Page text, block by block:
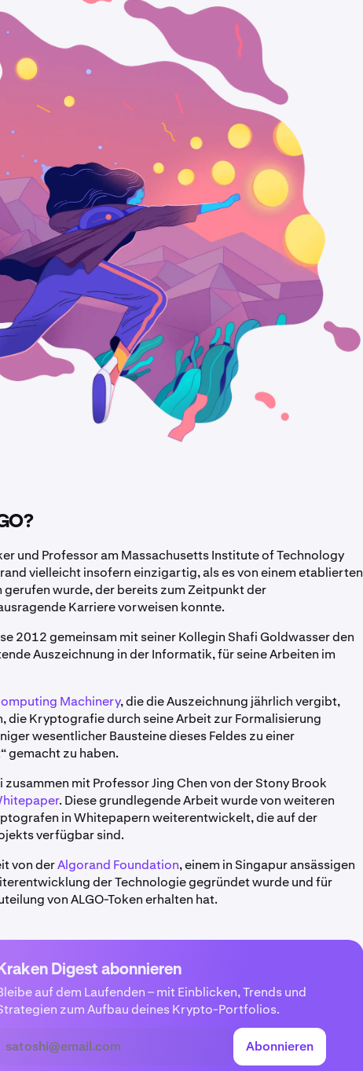
und Professor am Massachusetts Institute of Technology
vielleicht insofern einzigartig, als es von einem etablierten
gerufen wurde, der bereits zum Zeitpunkt der
Karriere vorweisen konnte.
2012 gemeinsam mit seiner Kollegin Shafi Goldwasser den
Auszeichnung in der Informatik, für seine Arbeiten im
Machinery, die die Auszeichnung jährlich vergibt,
die Kryptografie durch seine Arbeit zur Formalisierung
wesentlicher Bausteine dieses Feldes zu einer
gemacht zu haben.
mit Professor Jing Chen von der Stony Brook
. Diese grundlegende Arbeit wurde von weiteren
in Whitepapern weiterentwickelt, die auf der
verfügbar sind.
von derAlgorand Foundation, einem in Singapur ansässigen
der Technologie gegründet wurde und für
von ALGO-Token erhalten hat.
Kraken Digest abonnieren
auf dem Laufenden – mit Einblicken, Trends und
zum Aufbau deines Krypto-Portfolios.
Abonnieren